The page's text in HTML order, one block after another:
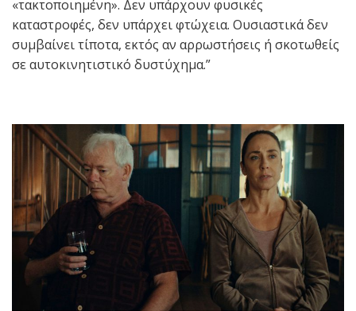
«τακτοποιημένη». Δεν υπάρχουν φυσικές
καταστροφές, δεν υπάρχει φτώχεια. Ουσιαστικά δεν
συμβαίνει τίποτα, εκτός αν αρρωστήσεις ή σκοτωθείς
σε αυτοκινητιστικό δυστύχημα.”